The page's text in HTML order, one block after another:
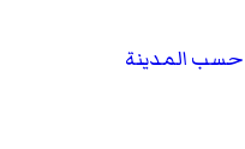
المدينة